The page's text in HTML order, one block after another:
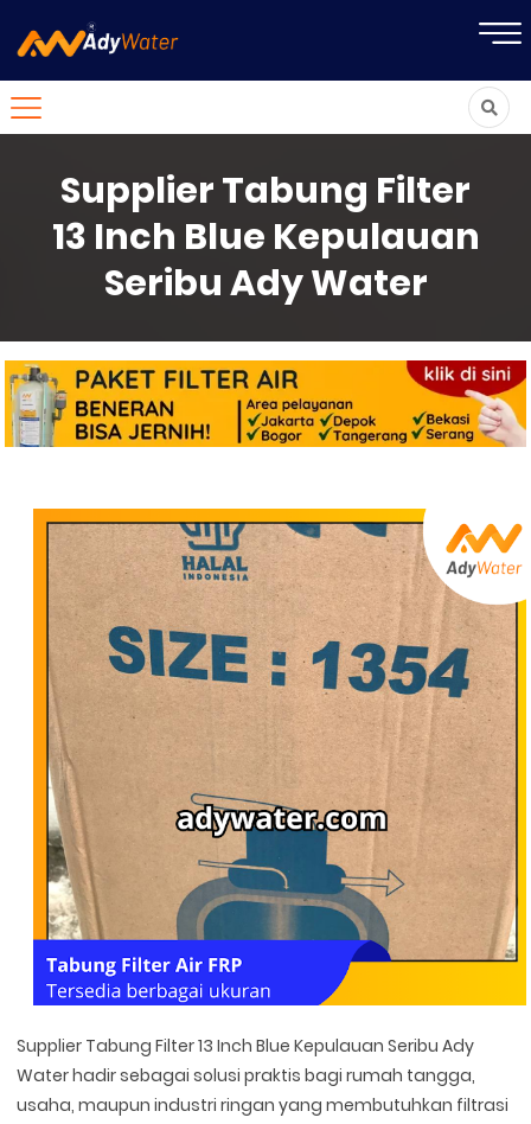
Supplier Tabung Filter
13 Inch Blue Kepulauan
Seribu Ady Water
Supplier Tabung Filter 13 Inch Blue Kepulauan Seribu Ady
Water hadir sebagai solusi praktis bagi rumah tangga,
usaha, maupun industri ringan yang membutuhkan filtrasi